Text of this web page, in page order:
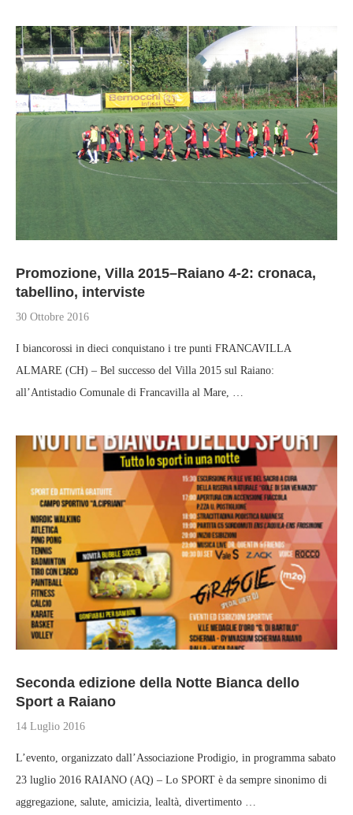
Promozione, Villa 2015–Raiano 4-2: cronaca,
tabellino, interviste
30 Ottobre 2016
I biancorossi in dieci conquistano i tre punti FRANCAVILLA
ALMARE (CH) – Bel successo del Villa 2015 sul Raiano:
all’Antistadio Comunale di Francavilla al Mare, …
Seconda edizione della Notte Bianca dello
Sport a Raiano
14 Luglio 2016
L’evento, organizzato dall’Associazione Prodigio, in programma sabato
23 luglio 2016 RAIANO (AQ) – Lo SPORT è da sempre sinonimo di
aggregazione, salute, amicizia, lealtà, divertimento …